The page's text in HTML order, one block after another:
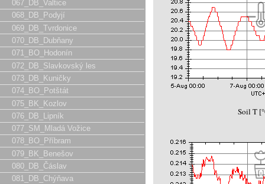
067_DB_Valtice
068_DB_Podyjí
069_DB_Tvrdonice
070_DB_Dubňany
071_BO_Hodonín
072_DB_Slavkovský les
073_DB_Kuničky
074_BO_Potštát
075_BK_Kozlov
076_DB_Lipník
077_SM_Mladá Vožice
078_BO_Příbram
079_BK_Benešov
080_DB_Čáslav
081_DB_Chýňava
Soil T